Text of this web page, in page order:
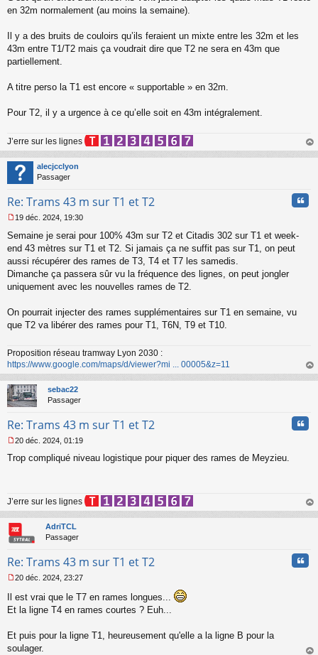
s
g
e
n
n
en 32m normalement (au moins la semaine).
Il y a des bruits de couloirs qu’ils feraient un mixte entre les 32m et les
43m entre T1/T2 mais ça voudrait dire que T2 ne sera en 43m que
partiellement.
A titre perso la T1 est encore « supportable » en 32m.
Pour T2, il y a urgence à ce qu’elle soit en 43m intégralement.
J’erre sur les lignes
au
alecjcclyon
Passager
Re: Trams 43 m sur T1 et T2
e
s
g
e
o
19 déc. 2024, 19:30
Semaine je serai pour 100% 43m sur T2 et Citadis 302 sur T1 et week-
end 43 mètres sur T1 et T2. Si jamais ça ne suffit pas sur T1, on peut
aussi récupérer des rames de T3, T4 et T7 les samedis.
Dimanche ça passera sûr vu la fréquence des lignes, on peut jongler
uniquement avec les nouvelles rames de T2.
On pourrait injecter des rames supplémentaires sur T1 en semaine, vu
que T2 va libérer des rames pour T1, T6N, T9 et T10.
Proposition réseau tramway Lyon 2030 :
https://www.google.com/maps/d/viewer?mi ... 00005&z=11
au
sebac22
Passager
Re: Trams 43 m sur T1 et T2
e
g
e
n
o
n
u
20 déc. 2024, 01:19
Trop compliqué niveau logistique pour piquer des rames de Meyzieu.
J’erre sur les lignes
au
AdriTCL
Passager
Re: Trams 43 m sur T1 et T2
e
s
g
e
20 déc. 2024, 23:27
Il est vrai que le T7 en rames longues...
Et la ligne T4 en rames courtes ? Euh...
Et puis pour la ligne T1, heureusement qu'elle a la ligne B pour la
soulager.